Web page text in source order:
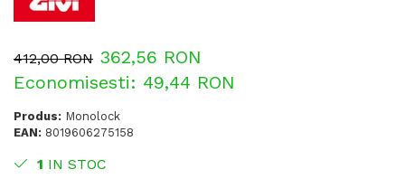
412,00 RON 362,56 RON
Economisesti: 49,44 RON
Produs: Monolock
EAN: 8019606275158
1 IN STOC